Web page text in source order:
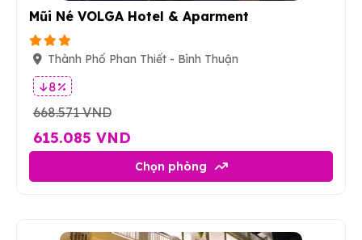
Mũi Né VOLGA Hotel & Aparment
Thành Phố Phan Thiết - Bình Thuận
8 %
668.571 VND
615.085 VND
Chọn phòng